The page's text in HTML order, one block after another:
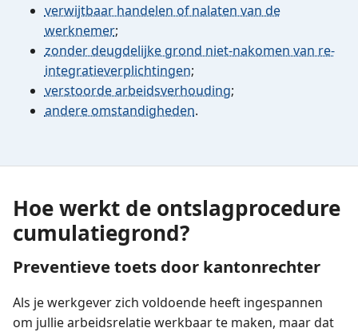
verwijtbaar handelen of nalaten van de
werknemer;
zonder deugdelijke grond niet-nakomen van re-
integratieverplichtingen;
verstoorde arbeidsverhouding;
andere omstandigheden.
Hoe werkt de ontslagprocedure
cumulatiegrond?
Preventieve toets door kantonrechter
Als je werkgever zich voldoende heeft ingespannen
om jullie arbeidsrelatie werkbaar te maken, maar dat